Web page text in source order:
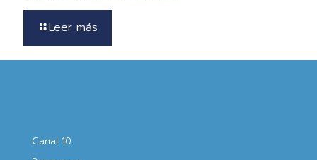
Leer más
Canal 10